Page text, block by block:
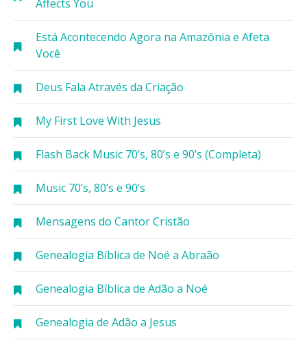
Affects You
Está Acontecendo Agora na Amazônia e Afeta
Você
Deus Fala Através da Criação
My First Love With Jesus
Flash Back Music 70’s, 80’s e 90’s (Completa)
Music 70’s, 80’s e 90’s
Mensagens do Cantor Cristão
Genealogia Bíblica de Noé a Abraão
Genealogia Bíblica de Adão a Noé
Genealogia de Adão a Jesus